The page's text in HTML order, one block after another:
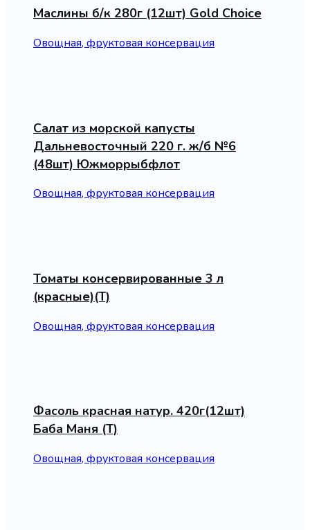
Маслины б/к 280г (12шт) Gold Choice
Овощная, фруктовая консервация
Салат из морской капусты
Дальневосточный 220 г. ж/б №6
(48шт) Южморрыбфлот
Овощная, фруктовая консервация
Томаты консервированные 3 л
(красные)(Т)
Овощная, фруктовая консервация
Фасоль красная натур. 420г(12шт)
Баба Маня (Т)
Овощная, фруктовая консервация